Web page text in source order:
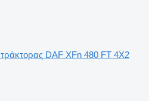
τράκτορας DAF XFn 480 FT 4X2